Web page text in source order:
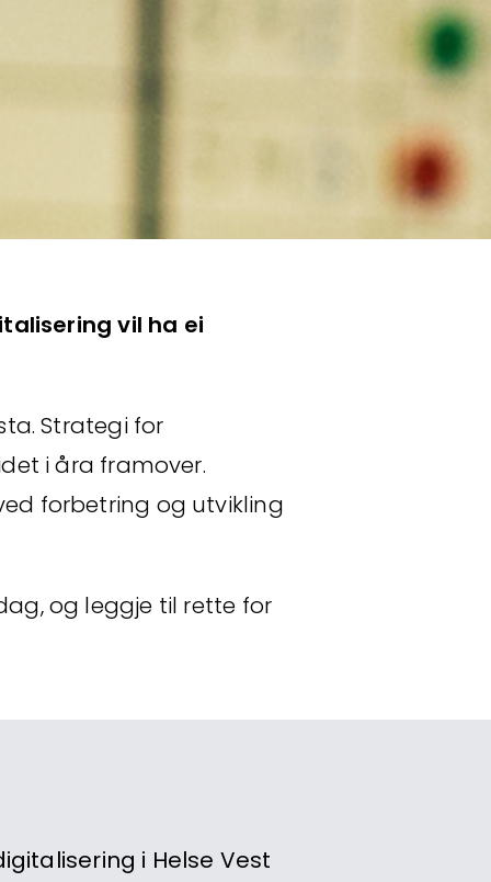
vil ha ei
Strategi for
i åra framover.
forbetring og utvikling
og leggje til rette for
i Helse Vest